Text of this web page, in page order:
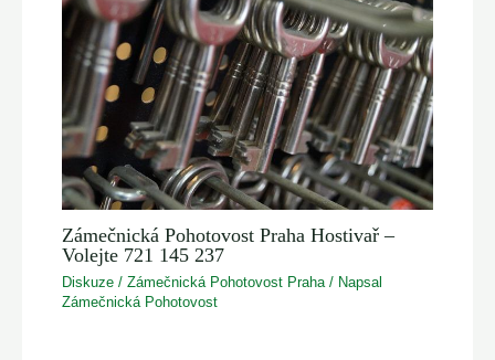
Zámečnická Pohotovost Praha Hostivař –
Volejte 721 145 237
Diskuze /Zámečnická Pohotovost Praha / Napsal
Zámečnická Pohotovost